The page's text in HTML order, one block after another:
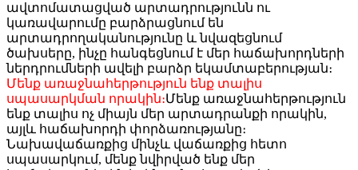
ավտոմատացված արտադրությունն ու
կառավարումը բարձրացնում են
արտադրողականությունը և նվազեցնում
ծախսերը, ինչը հանգեցնում է մեր հաճախորդների
ներդրումների ավելի բարձր եկամտաբերության։
Մենք առաջնահերթություն ենք տալիս
սպասարկման որակին։Մենք առաջնահերթություն
ենք տալիս ոչ միայն մեր արտադրանքի որակին,
այլև հաճախորդի փորձառությանը։
Նախավաճառքից մինչև վաճառքից հետո
սպասարկում, մենք նվիրված ենք մեր